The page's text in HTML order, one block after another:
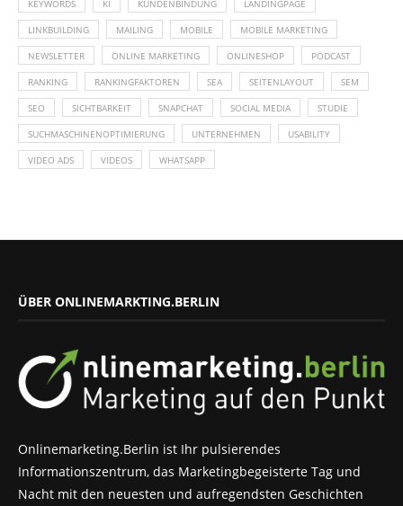
KEYWORDS KI KUNDENBINDUNG LANDINGPAGE
LINKBUILDING MAILING MOBILE MOBILE MARKETING
NEWSLETTER ONLINE MARKETING ONLINESHOP PODCAST
RANKING RANKINGFAKTOREN SEA SEITENLAYOUT SEM
SEO SICHTBARKEIT SNAPCHAT SOCIAL MEDIA STUDIE
SUCHMASCHINENOPTIMIERUNG UNTERNEHMEN USABILITY
VIDEO ADS VIDEOS WHATSAPP
ÜBER ONLINEMARKTING.BERLIN
Onlinemarketing.Berlin ist Ihr pulsierendes
Informationszentrum, das Marketingbegeisterte Tag und
Nacht mit den neuesten und aufregendsten Geschichten